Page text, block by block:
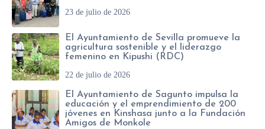
i
c
o
*
23 de julio de 2026
El Ayuntamiento de Sevilla promueve la
agricultura sostenible y el liderazgo
femenino en Kipushi (RDC)
22 de julio de 2026
El Ayuntamiento de Sagunto impulsa la
educación y el emprendimiento de 200
jóvenes en Kinshasa junto a la Fundación
Amigos de Monkole